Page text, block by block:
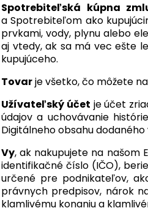
Spotrebiteľská kúpna
a Spotrebiteľom ako
prvkami, vody, plynu alebo
aj vtedy, ak sa má vec ešte
kupujúceho.
Tovarje všetko, čo môžete
Užívateľský účet je účet
údajov a uchovávanie
Digitálneho obsahu
Vy, ak nakupujete na našom
identifikačné číslo (IČO),
určené pre podnikateľov,
právnych predpisov, nárok
klamlivému konaniu a